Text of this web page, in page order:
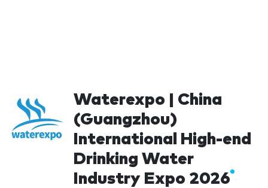
Waterexpo | China
(Guangzhou)
International High-end
Drinking Water
Industry Expo 2026